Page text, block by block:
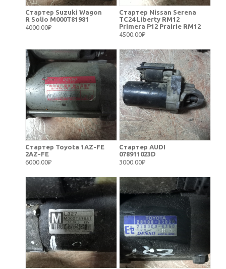
Стартер Suzuki Wagon
R Solio M000T81981
4000.00₽
Стартер Nissan Serena
TC24 Liberty RM12
Primera P12 Prairie RM12
4500.00₽
Стартер Toyota 1AZ-FE
2AZ-FE
6000.00₽
Стартер AUDI
078911023D
3000.00₽